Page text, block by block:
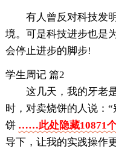
有人曾反对科技发
境。可是科技进步也是
会停止进步的脚步!
学生周记 篇2
这几天，我的牙老
时，对卖烧饼的人说：
饼 ……此处隐藏10871
导下，让我的实践操作